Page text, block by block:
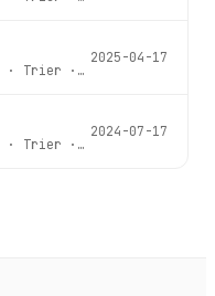
· Trier · Az.
2025-04-17
· Trier · Az.
2024-07-17